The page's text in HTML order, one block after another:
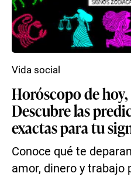
Horóscopo de
Descubre las
exactas para tu
Conoce qué te
amor, dinero y trabajo
Vida social